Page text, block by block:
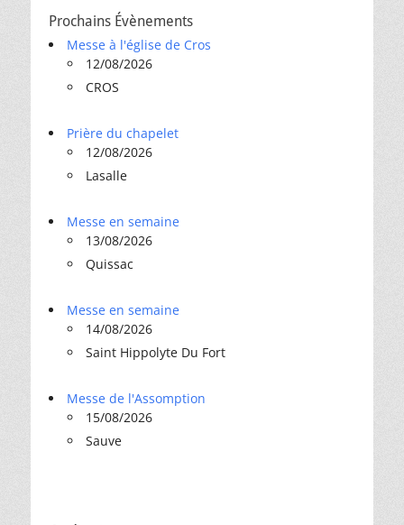
Prochains Évènements
Messe à l'église de Cros
12/08/2026
CROS
Prière du chapelet
12/08/2026
Lasalle
Messe en semaine
13/08/2026
Quissac
Messe en semaine
14/08/2026
Saint Hippolyte Du Fort
Messe de l'Assomption
15/08/2026
Sauve